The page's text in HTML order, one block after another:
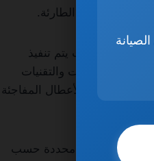
إصلاح الأعطال الطارئة.
جودة، حيث يتم تنفيذ
أحدث المعدات والتقنيات
فعالة لتقليل الأعطال المفاجئة
شاملة أو خدمات محددة حسب